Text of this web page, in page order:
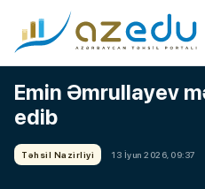
Emin Əmrullayev
edib
Təhsil Nazirliyi 13 İyun 2026, 09:37